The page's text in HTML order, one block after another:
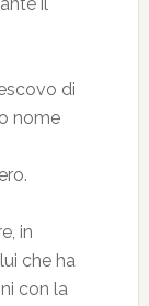
di
nome
in
che ha
con la